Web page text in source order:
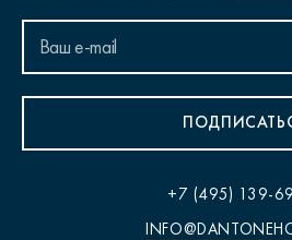
+7 (495) 139-